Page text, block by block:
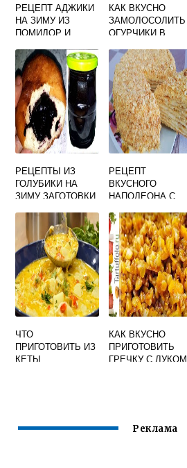
РЕЦЕПТ АДЖИКИ
НА ЗИМУ ИЗ
ПОМИДОР И
ОСТРЕНЬКАЯ
КАК ВКУСНО
ЗАМОЛОСОЛИТЬ
ОГУРЧИКИ В
ХОЛОДНОЙ
ВОДОЙ
РЕЦЕПТЫ ИЗ
ГОЛУБИКИ НА
ЗИМУ ЗАГОТОВКИ
ПРОСТЫЕ
РЕЦЕПТ
ВКУСНОГО
НАПОЛЕОНА С
КРЕМОМ КАК
РАНЬШЕ
ЧТО
ПРИГОТОВИТЬ ИЗ
КЕТЫ
КАК ВКУСНО
ПРИГОТОВИТЬ
ГРЕЧКУ С ЛУКОМ
Реклама